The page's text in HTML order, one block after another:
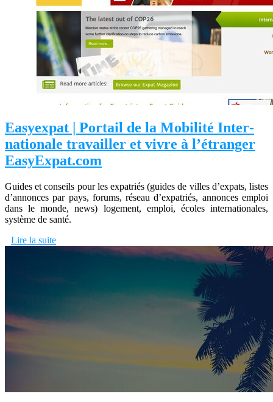
Easyexpat | Portail de la Mobilité In­ter­
nationa­le travailler et vivre à l’étranger
EasyExpat.com
Guides et conseils pour les expatriés (guides de villes d’expats, listes
d’annonces par pays, forums, réseau d’expatriés, annonces emploi
dans le monde, news) logement, emploi, écoles internationales,
système de santé.
Lire la suite